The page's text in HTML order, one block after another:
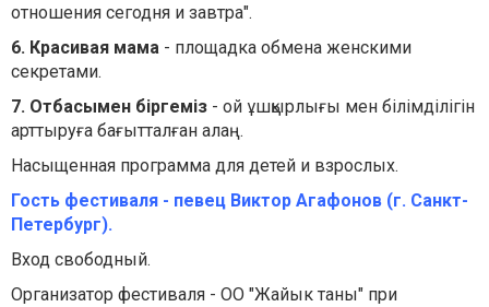
отношения сегодня и завтра".
6. Красивая мама - площадка обмена женскими
секретами.
7. Отбасымен біргеміз - ой ұшқырлығы мен білімділігін
арттыруға бағытталған алаң.
Насыщенная программа для детей и взрослых.
Гость фестиваля - певец Виктор Агафонов (г. Санкт-
Петербург).
Вход свободный.
Организатор фестиваля - ОО "Жайык таны" при